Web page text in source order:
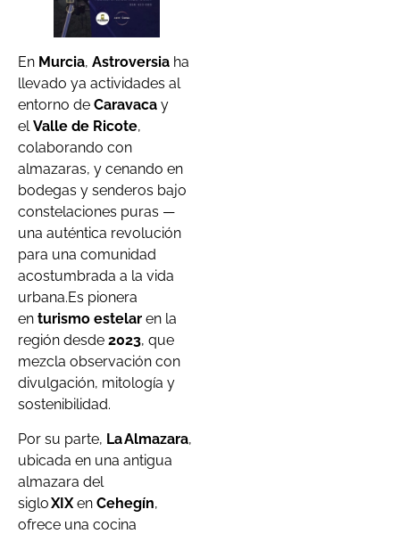
En Murcia, Astroversia ha
llevado ya actividades al
entorno de Caravaca y
elValle de Ricote,
colaborando con
almazaras, y cenando en
bodegas y senderos bajo
constelaciones puras —
una auténtica revolución
para una comunidad
acostumbrada a la vida
urbana.Es pionera
en turismo estelar en la
región desde 2023, que
mezcla observación con
divulgación, mitología y
sostenibilidad.
Por su parte, La Almazara,
ubicada en una antigua
almazara del
sigloXIXen Cehegín,
ofrece una cocina